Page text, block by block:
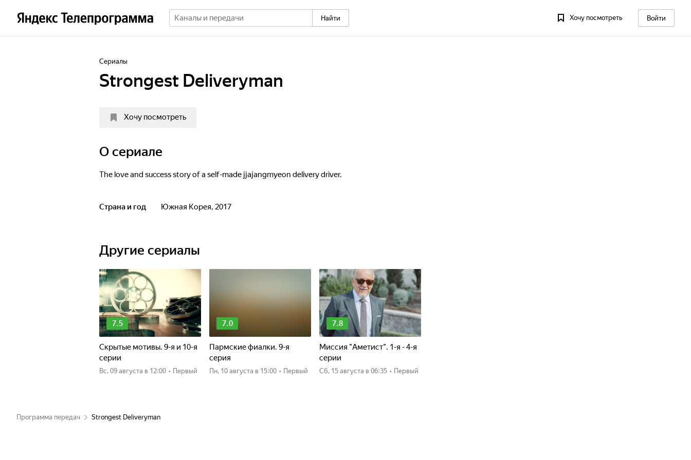
Найти Хочу посмотреть Войти
Сериалы
Strongest Deliveryman
Хочу посмотреть
O сериале
The love and success story of a self-made jjajangmyeon delivery driver.
Страна и год Южная Корея, 2017
Другие сериалы
7.5
Скрытые мотивы. 9-я и 10-я
серии
вс, 09 августа в 12:00 • Первый
7.0
Пармские фиалки. 9-я
серия
пн, 10 августа в 15:00 • Первый
7.8
Миссия "Аметист". 1-я - 4-я
серии
сб, 15 августа в 06:35 • Первый
Программа передач Strongest Deliveryman